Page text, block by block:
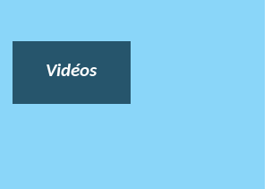
Vidéos